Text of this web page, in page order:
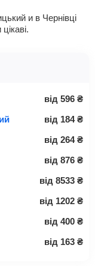
и в Чернівці
від 596 ₴
від 184 ₴
від 264 ₴
від 876 ₴
від 8533 ₴
від 1202 ₴
від 400 ₴
від 163 ₴